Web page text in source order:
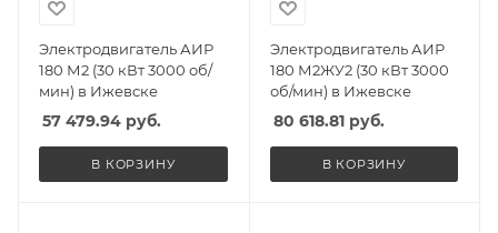
Электродвигатель АИР
180 М2 (30 кВт 3000 об/
мин) в Ижевске
57 479.94 руб.
В КОРЗИНУ
Электродвигатель АИР
180 М2ЖУ2 (30 кВт 3000
об/мин) в Ижевске
80 618.81руб.
В КОРЗИНУ